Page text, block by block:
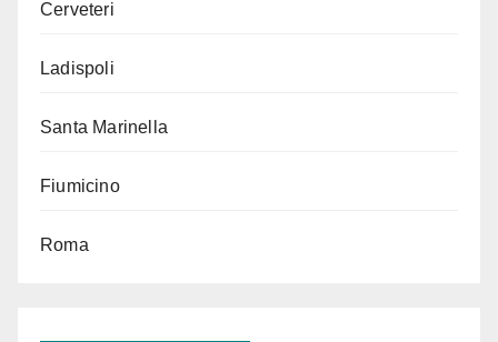
Cerveteri
Ladispoli
Santa Marinella
Fiumicino
Roma